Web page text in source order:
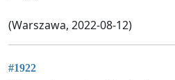
(Warszawa, 2022-08-12)
#1922